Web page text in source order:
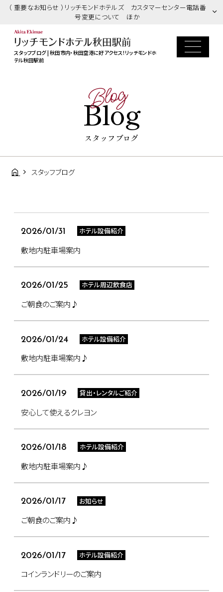
（ 重要なお知らせ ）リッチモンドホテルズ カスタマーセンター電話番
号変更について ほか
スタッフブログ | 秋田市内・秋田空港に好アクセス！リッチモンドホ
テル秋田駅前
Blog
Blog
スタッフブログ
スタッフブログ
2026/01/31 ホテル設備紹介
敷地内駐車場案内
2026/01/25 ホテル周辺飲食店
ご朝食のご案内♪
2026/01/24 ホテル設備紹介
敷地内駐車場案内♪
2026/01/19 貸出・レンタルご紹介
安心して使えるクレヨン
2026/01/18 ホテル設備紹介
敷地内駐車場案内♪
2026/01/17 お知らせ
ご朝食のご案内♪
2026/01/17 ホテル設備紹介
コインランドリーのご案内